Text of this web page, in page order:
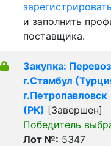
и заполнить
поставщика.
Закупка:
г.Стамбул
г.Петропавловск
(РК) [Завершен]
Победитель
Лот №: 5347